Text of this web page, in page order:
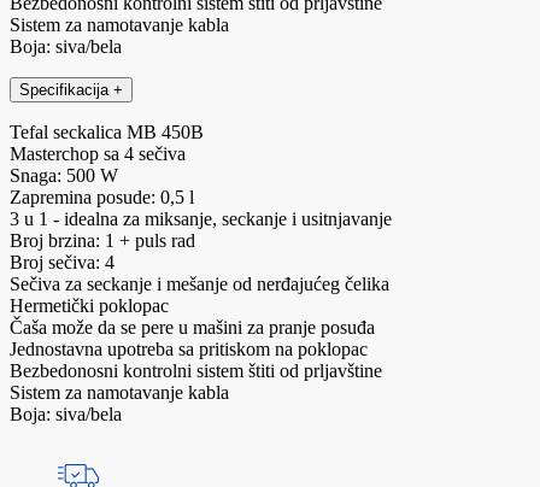
Sistem za namotavanje kabla
Boja: siva/bela
Specifikacija +
Tefal seckalica MB 450B
Masterchop sa 4 sečiva
Snaga: 500 W
Zapremina posude: 0,5 l
3 u 1 - idealna za miksanje, seckanje i usitnjavanje
Broj brzina: 1 + puls rad
Broj sečiva: 4
Sečiva za seckanje i mešanje od nerđajućeg čelika
Hermetički poklopac
Čaša može da se pere u mašini za pranje posuđa
Jednostavna upotreba sa pritiskom na poklopac
Bezbedonosni kontrolni sistem štiti od prljavštine
Sistem za namotavanje kabla
Boja: siva/bela